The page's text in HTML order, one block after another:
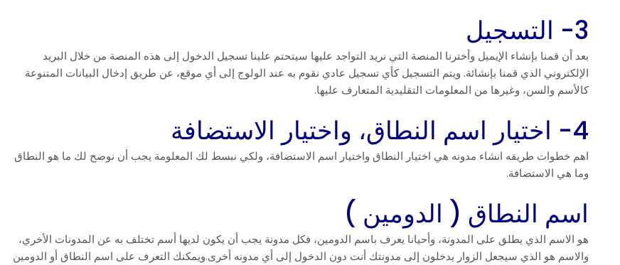
3- التسجيل
بعد أن قمنا بإنشاء الإيميل وأخترنا المنصة التي نريد التواجد عليها سيتحتم علينا تسجيل الدخول إلى هذه المنصة من خلال البريد
الإلكتروني الذي قمنا بإنشائة. ويتم التسجيل كأي تسجيل عادي نقوم به عند الولوج إلى أي موقع، عن طريق إدخال البيانات المتنوعة
كالأسم والسن، وغيرها من المعلومات التقليدية المتعارف عليها.
4- اختيار اسم النطاق، واختيار الاستضافة
اهم خطوات طريقه انشاء مدونه هي اختيار النطاق واختيار اسم الاستضافة، ولكي نبسط لك المعلومة يجب أن نوضح لك ما هو النطاق
وما هي الاستضافة.
اسم النطاق ( الدومين )
هو الاسم الذي يطلق على المدونة، وأحيانا يعرف باسم الدومين، فكل مدونة يجب أن يكون لديها أسم تختلف به عن المدونات الأخري،
والاسم هو الذي سيجعل الزوار يدخلون إلى مدونتك أنت دون الدخول إلى أي مدونه أخرى.ويمكنك التعرف على اسم النطاق أو الدومين